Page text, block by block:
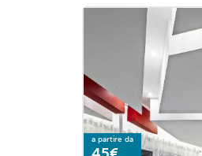
a partire da